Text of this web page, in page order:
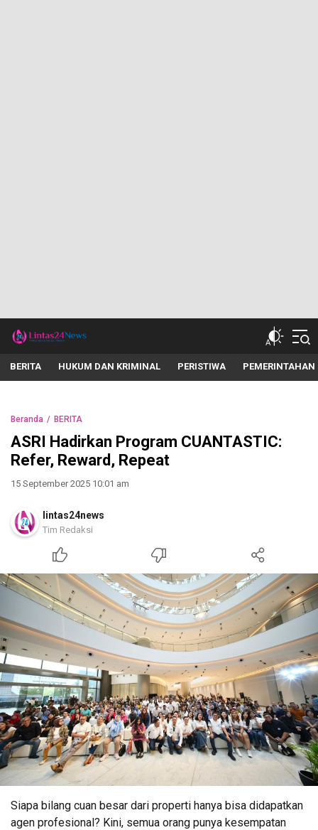
lintas24news.com
Menyingkap Setiap Realita
BERITA HUKUM DAN KRIMINAL PERISTIWA PEMERINTAHAN
Beranda BERITA
ASRI Hadirkan Program CUANTASTIC:
Refer, Reward, Repeat
15 September 2025 10:01 am
lintas24news
Tim Redaksi
Siapa bilang cuan besar dari properti hanya bisa didapatkan
agen profesional? Kini, semua orang punya kesempatan